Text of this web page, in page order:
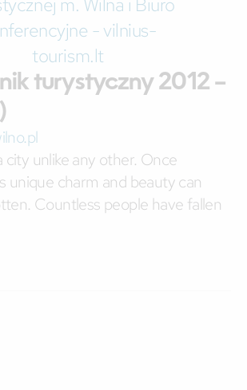
turystyczny 2012 –
city unlike any other. Once
unique charm and beauty can
Countless people have fallen